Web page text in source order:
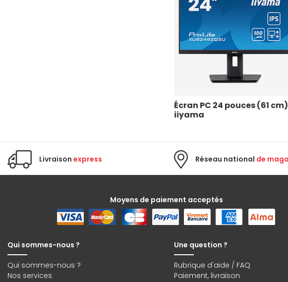
Écran PC 24 pouces (61 cm)
iiyama
Livraison express Réseau national de
Moyens de paiement acceptés
Qui sommes-nous ?
Qui sommes-nous ?
Nos services
Une question ?
Rubrique d'aide / FAQ
Paiement, livraison